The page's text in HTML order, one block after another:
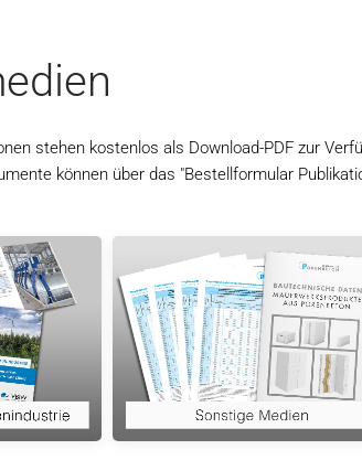
stehen kostenlos als Download-PDF zur
können über das "Bestellformular